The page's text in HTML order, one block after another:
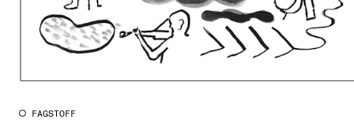
CREMAH
NordART
FAGSTOFF